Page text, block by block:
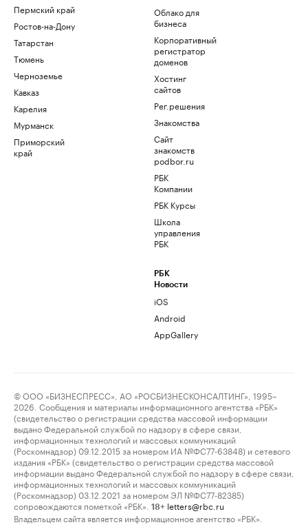
Пермский край
Ростов-на-Дону
Татарстан
Тюмень
Черноземье
Кавказ
Карелия
Мурманск
Приморский
край
Облако для
бизнеса
Корпоративный
регистратор
доменов
Хостинг
сайтов
Рег.решения
Знакомства
Сайт
знакомств
podbor.ru
РБК
Компании
РБК Курсы
Школа
управления
РБК
РБК
Новости
iOS
Android
AppGallery
© ООО «БИЗНЕСПРЕСС», АО «РОСБИЗНЕСКОНСАЛТИНГ», 1995–
2026. Сообщения и материалы информационного агентства «РБК»
(свидетельство о регистрации средства массовой информации
выдано Федеральной службой по надзору в сфере связи,
информационных технологий и массовых коммуникаций
(Роскомнадзор) 09.12.2015 за номером ИА №ФС77-63848) и сетевого
издания «РБК» (свидетельство о регистрации средства массовой
информации выдано Федеральной службой по надзору в сфере связи,
информационных технологий и массовых коммуникаций
(Роскомнадзор) 03.12.2021 за номером ЭЛ №ФС77-82385)
сопровождаются пометкой «РБК».
18+ letters@rbc.ru
Владельцем сайта является информационное агентство «РБК».